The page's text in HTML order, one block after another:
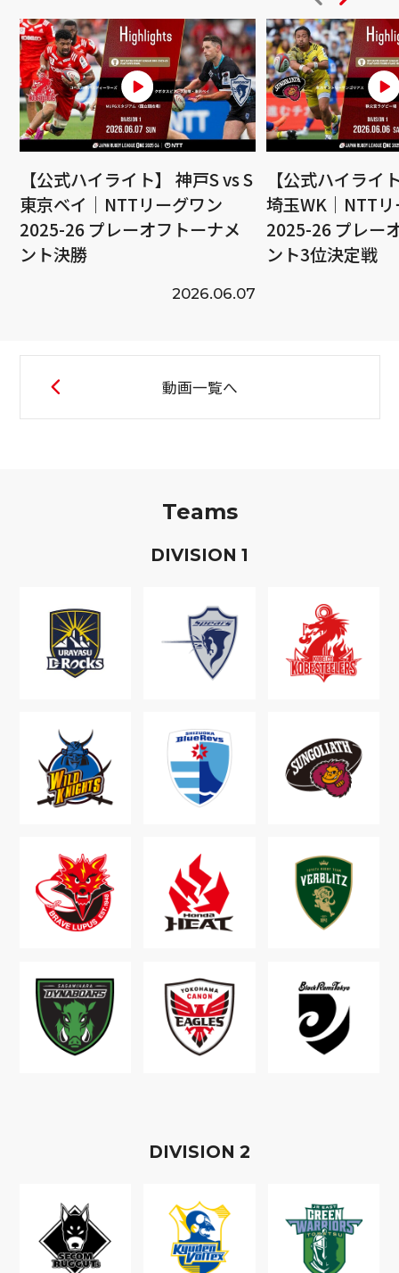
【公式ハイライト】 神戸S vs S
東京ベイ｜NTTリーグワン
2025-26 プレーオフトーナメ
ント決勝
2026.06.07
【公式ハイライ
埼玉WK｜NTT
2025-26 プレー
ント3位決定戦
動画一覧へ
Teams
DIVISION 1
DIVISION 2